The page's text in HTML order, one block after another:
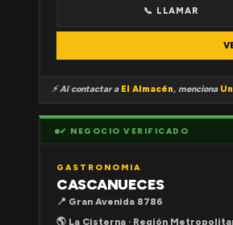
📞 LLAMAR
⚡ Al contactar a El Almacén, menciona
✔ NEGOCIO VERIFICADO
GASTRONOMIA
CASCANUECES
📍 Gran Avenida 8786
🌎 La Cisterna · Región